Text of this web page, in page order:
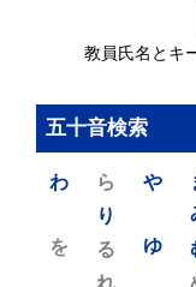
教員氏名とキ
五十音検索
や
ゆ
ら
り
る
れ
わ
を